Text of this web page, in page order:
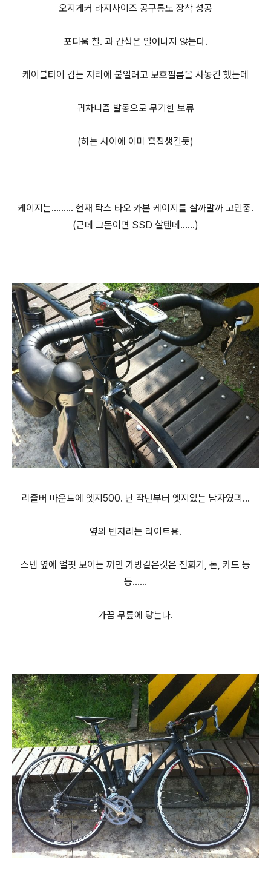
오지게커 라지사이즈 공구통도 장착 성공
포디움 칠. 과 간섭은 일어나지 않는다.
케이블타이 감는 자리에 붙일려고 보호필름을 사놓긴 했는데
귀차니즘 발동으로 무기한 보류
(하는 사이에 이미 흠집생길듯)
케이지는......... 현재 탁스 타오 카본 케이지를 살까말까 고민중.
(근데 그돈이면 SSD 살텐데......)
리졸버 마운트에 엣지500. 난 작년부터 엣지있는 남자였긔...
옆의 빈자리는 라이트용.
스템 옆에 얼핏 보이는 꺼먼 가방같은것은 전화기, 돈, 카드 등
등......
가끔 무릎에 닿는다.